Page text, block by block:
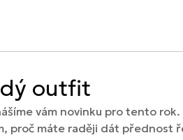
outfit
vám novinku pro tento
proč máte raději dát přednost